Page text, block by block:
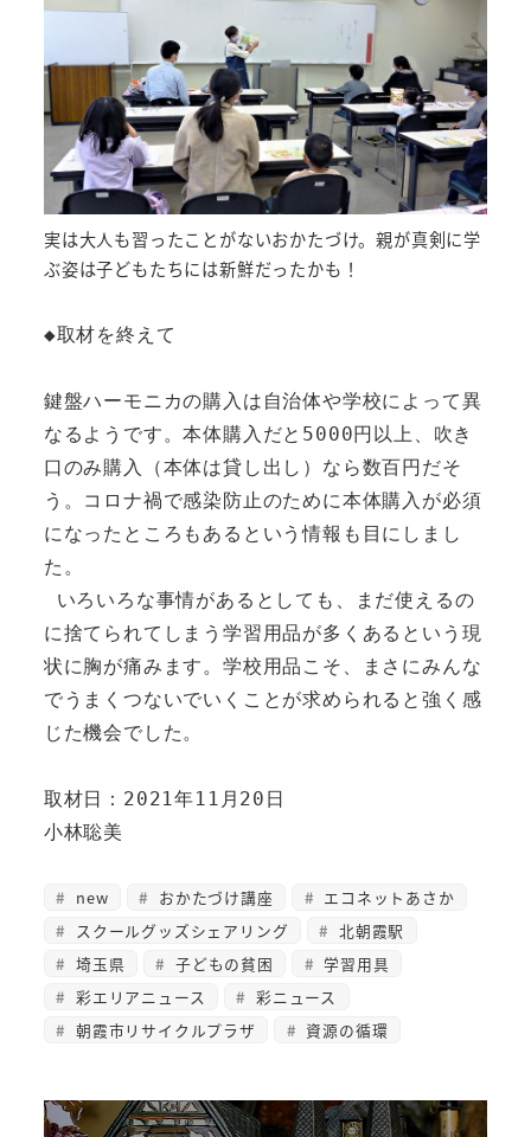
実は大人も習ったことがないおかたづけ。親が真剣に学
ぶ姿は子どもたちには新鮮だったかも！
◆取材を終えて
鍵盤ハーモニカの購入は自治体や学校によって異
なるようです。本体購入だと5000円以上、吹き
口のみ購入（本体は貸し出し）なら数百円だそ
う。コロナ禍で感染防止のために本体購入が必須
になったところもあるという情報も目にしまし
た。
に捨てられてしまう学習用品が多くあるという現
状に胸が痛みます。学校用品こそ、まさにみんな
でうまくつないでいくことが求められると強く感
じた機会でした。
取材日：2021年11月20日
小林聡美
new おかたづけ講座
エコネットあさか
スクールグッズシェアリング
北朝霞駅
埼玉県
子どもの貧困
学習用具
彩エリアニュース
彩ニュース
朝霞市リサイクルプラザ
資源の循環